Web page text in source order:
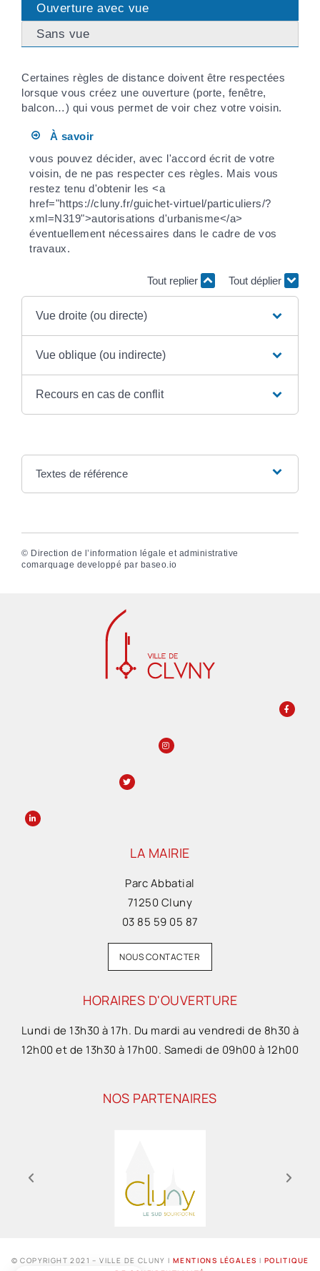
Ouverture avec vue
Sans vue
Certaines règles de distance doivent être respectées
lorsque vous créez une ouverture (porte, fenêtre,
balcon…) qui vous permet de voir chez votre voisin.
À savoir
vous pouvez décider, avec l'accord écrit de votre
voisin, de ne pas respecter ces règles. Mais vous
restez tenu d'obtenir les <a
href="https://cluny.fr/guichet-virtuel/particuliers/?
xml=N319">autorisations d'urbanisme</a>
éventuellement nécessaires dans le cadre de vos
travaux.
Tout replier Tout déplier
Vue droite (ou directe)
Vue oblique (ou indirecte)
Recours en cas de conflit
Textes de référence
© Direction de l’information légale et administrative
comarquage developpé par baseo.io
LA MAIRIE
Parc Abbatial
71250 Cluny
03 85 59 05 87
NOUS CONTACTER
HORAIRES D'OUVERTURE
Lundi de 13h30 à 17h. Du mardi au vendredi de 8h30 à
12h00 et de 13h30 à 17h00. Samedi de 09h00 à 12h00
NOS PARTENAIRES
© COPYRIGHT 2021 – VILLE DE CLUNY IMENTIONS LÉGALES I POLITIQUE